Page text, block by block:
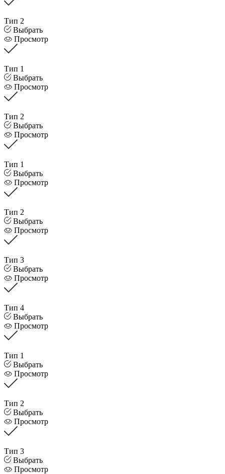
Тип 2
Выбрать
Просмотр
Тип 1
Выбрать
Просмотр
Тип 2
Выбрать
Просмотр
Тип 1
Выбрать
Просмотр
Тип 2
Выбрать
Просмотр
Тип 3
Выбрать
Просмотр
Тип 4
Выбрать
Просмотр
Тип 1
Выбрать
Просмотр
Тип 2
Выбрать
Просмотр
Тип 3
Выбрать
Просмотр